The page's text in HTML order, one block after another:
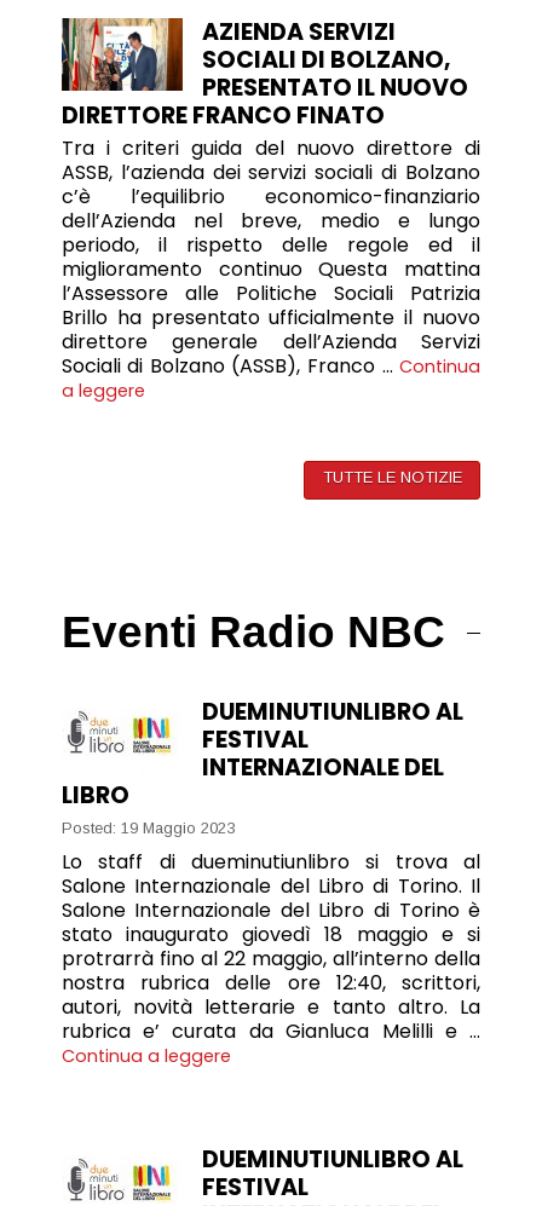
AZIENDA SERVIZI
SOCIALI DI BOLZANO,
PRESENTATO IL NUOVO
DIRETTORE FRANCO FINATO
Tra i criteri guida del nuovo direttore di
ASSB, l’azienda dei servizi sociali di Bolzano
c’è l’equilibrio economico-finanziario
dell’Azienda nel breve, medio e lungo
periodo, il rispetto delle regole ed il
miglioramento continuo Questa mattina
l’Assessore alle Politiche Sociali Patrizia
Brillo ha presentato ufficialmente il nuovo
direttore generale dell’Azienda Servizi
Sociali di Bolzano (ASSB), Franco …Continua
a leggere
TUTTE LE NOTIZIE
Eventi Radio NBC
DUEMINUTIUNLIBRO AL
FESTIVAL
INTERNAZIONALE DEL
LIBRO
Posted: 19 Maggio 2023
Lo staff di dueminutiunlibro si trova al
Salone Internazionale del Libro di Torino. Il
Salone Internazionale del Libro di Torino è
stato inaugurato giovedì 18 maggio e si
protrarrà fino al 22 maggio, all’interno della
nostra rubrica delle ore 12:40, scrittori,
autori, novità letterarie e tanto altro. La
rubrica e’ curata da Gianluca Melilli e …
Continua a leggere
DUEMINUTIUNLIBRO AL
FESTIVAL